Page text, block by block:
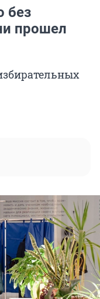
без
прошел